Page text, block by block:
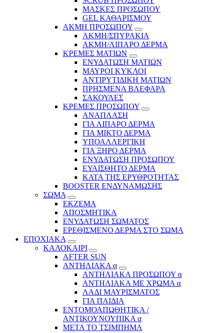
ΜΑΣΚΕΣ ΠΡΟΣΩΠΟΥ
GEL ΚΑΘΑΡΙΣΜΟΥ
ΑΚΜΗ ΠΡΟΣΩΠΟΥ
ΑΚΜΗ/ΣΠΥΡΑΚΙΑ
ΑΚΜΗ/ΛΙΠΑΡΟ ΔΕΡΜΑ
ΚΡΕΜΕΣ ΜΑΤΙΩΝ
ΕΝΥΔΑΤΩΣΗ ΜΑΤΙΩΝ
ΜΑΥΡΟΙ ΚΥΚΛΟΙ
ΑΝΤΙΡΥΤΙΔΙΚΗ ΜΑΤΙΩΝ
ΠΡΗΣΜΕΝΑ ΒΛΕΦΑΡΑ
ΣΑΚΟΥΛΕΣ
ΚΡΕΜΕΣ ΠΡΟΣΩΠΟΥ
ΑΝΑΠΛΑΣΗ
ΓΙΑ ΛΙΠΑΡΟ ΔΕΡΜΑ
ΓΙΑ ΜΙΚΤΟ ΔΕΡΜΑ
ΥΠΟΑΛΛΕΡΓΙΚΗ
ΓΙΑ ΞΗΡΟ ΔΕΡΜΑ
ΕΝΥΔΑΤΩΣΗ ΠΡΟΣΩΠΟΥ
ΕΥΑΙΣΘΗΤΟ ΔΕΡΜΑ
ΚΑΤΑ ΤΗΣ ΕΡΥΘΡΟΤΗΤΑΣ
BOOSTER ΕΝΔΥΝΑΜΩΣΗΣ
ΣΩΜΑ
ΕΚΖΕΜΑ
ΑΠΟΣΜΗΤΙΚΑ
ΕΝΥΔΑΤΩΣΗ ΣΩΜΑΤΟΣ
ΕΡΕΘΙΣΜΕΝΟ ΔΕΡΜΑ ΣΤΟ ΣΩΜΑ
ΕΠΟΧΙΑΚΑ
ΚΑΛΟΚΑΙΡΙ
AFTER SUN
ΑΝΤΗΛΙΑΚΑ α
ΑΝΤΗΛΙΑΚΑ ΠΡΟΣΩΠΟΥ α
ΑΝΤΗΛΙΑΚΑ ΜΕ ΧΡΩΜΑ α
ΛΑΔΙ ΜΑΥΡΙΣΜΑΤΟΣ
ΓΙΑ ΠΑΙΔΙΑ
ΕΝΤΟΜΟΑΠΩΘΗΤΙΚΑ /
ΑΝΤΙΚΟΥΝΟΥΠΙΚΑ α
ΜΕΤΑ ΤΟ ΤΣΙΜΠΗΜΑ